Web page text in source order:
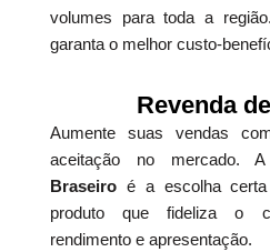
volumes para toda a
garanta o melhor custo-
Revenda
Aumente suas vendas
aceitação no mercado.
Braseiroé a escolha certa
produto que fideliza o
rendimento e apresentação.